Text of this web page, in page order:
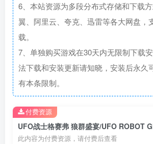
6、本站资源为多段分布式存储和下载
翼、阿里云、夸克、迅雷等各大网盘，
载。
7、单独购买游戏在30天内无限制下载
法下载和安装更新请知晓，安装后永久
有本条限制。
此内容为付费资源，请付费后查看
付费资源